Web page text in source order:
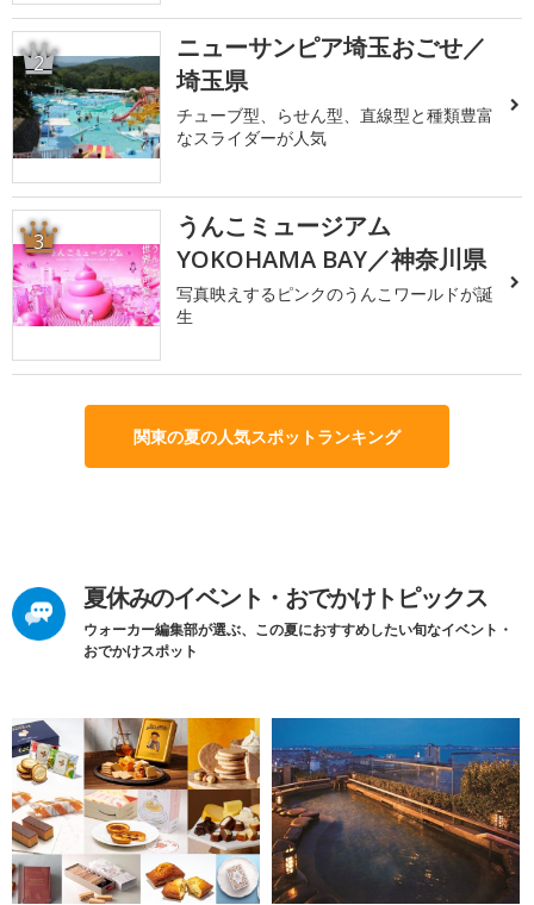
2
ニューサンピア埼玉おごせ／
埼玉県
チューブ型、らせん型、直線型と種類豊富
なスライダーが人気
3
うんこミュージアム
YOKOHAMA BAY／神奈川県
写真映えするピンクのうんこワールドが誕
生
関東の夏の人気スポットランキング
夏休みのイベント・おでかけトピックス
ウォーカー編集部が選ぶ、この夏におすすめしたい旬なイベント・
おでかけスポット